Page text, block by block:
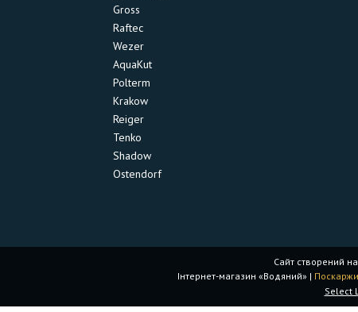
Gross
Raftec
Wezer
AquaKut
Polterm
Krakow
Reiger
Tenko
Shadow
Ostendorf
Сайт створений
Інтернет-магазин «Водяний» |
Select